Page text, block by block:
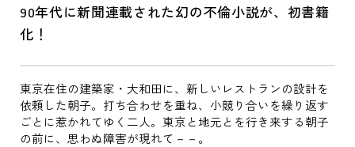
90年代に新聞連載された幻の不倫小説が、初書籍
化！
東京在住の建築家・大和田に、新しいレストランの設計を
依頼した朝子。打ち合わせを重ね、小競り合いを繰り返す
ごとに惹かれてゆく二人。東京と地元とを行き来する朝子
の前に、思わぬ障害が現れて－－。